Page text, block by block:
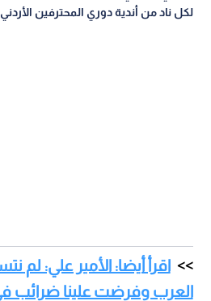
لكل ناد من أندية دوري المحترفين
اقرأ أيضا: الأمير علي: لم
العرب وفرضت علينا ضرائب